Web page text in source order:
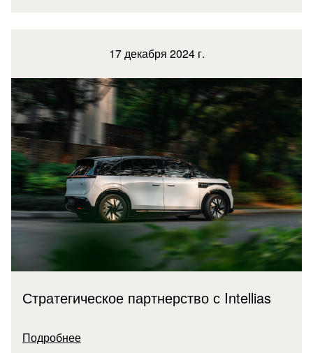
17 декабря 2024 г.
Стратегическое партнерство с Intellias
Подробнее